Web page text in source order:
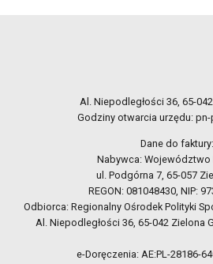
Al. Niepodległości 36, 65-
Godziny otwarcia urzędu: pn-
Dane do faktury:
Nabywca: Województwo
ul. Podgórna 7, 65-057
REGON: 081048430, NIP:
Odbiorca: Regionalny Ośrodek Polityki
Al. Niepodległości 36, 65-042 Zielona
e-Doręczenia: AE:PL-28186-